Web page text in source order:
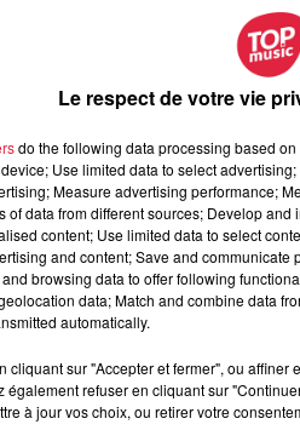
main courante plusieurs
préliminaire pour des faits
Grand-Est aurait été agressée
ouverte par la section de
du parquet de Strasbourg
sexuellement par l'un de
se serait introduit chez elleet
témoignages
Le respect de votre vie
do the following data processing based
Use limited data to select
Measure advertising performance;
of data from different sources; Develop
content; Use limited data to select
and content; Save and
browsing data to offer following
data; Match and combine data
automatically.
cliquant sur "Accepter et fermer", ou
également refuser en cliquant sur
à jour vos choix, ou retirer votre